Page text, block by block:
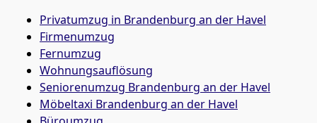
Privatumzug in Brandenburg an der Havel
Firmenumzug
Fernumzug
Wohnungsauflösung
Seniorenumzug Brandenburg an der Havel
Möbeltaxi Brandenburg an der Havel